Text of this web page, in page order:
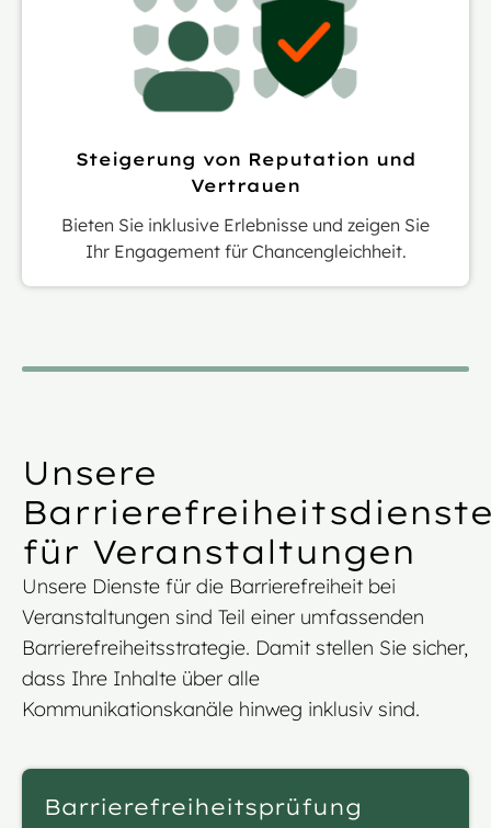
Steigerung von Reputation und
Vertrauen
Bieten Sie inklusive Erlebnisse und zeigen Sie
Ihr Engagement für Chancengleichheit.
Unsere
für Veranstaltungen
Unsere Dienste für die Barrierefreiheit bei
Veranstaltungen sind Teil einer umfassenden
Barrierefreiheitsstrategie. Damit stellen Sie sicher,
dass Ihre Inhalte über alle
Kommunikationskanäle hinweg inklusiv sind.
Barrierefreiheitsprüfung